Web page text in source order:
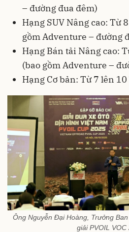
– đường đua đêm)
Hạng SUV Nâng cao: Từ
gồm Adventure – đường
Hạng Bán tải Nâng cao:
(bao gồm Adventure –
Hạng Cơ bản: Từ 7 lên
Ông Nguyễn Đại Hoàng, Trưởng
giải PVOIL VOC